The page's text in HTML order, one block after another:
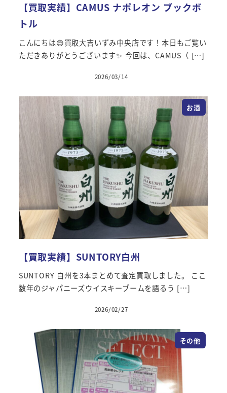
【買取実績】CAMUS ナポレオン ブックボ
トル
こんにちは😊買取大吉いずみ中央店です！本日もご覧い
ただきありがとうございます✨ 今回は、CAMUS（ […]
2026/03/14
お酒
【買取実績】SUNTORY白州
SUNTORY 白州を3本まとめて査定買取しました。 ここ
数年のジャパニーズウイスキーブームを語るう […]
2026/02/27
その他